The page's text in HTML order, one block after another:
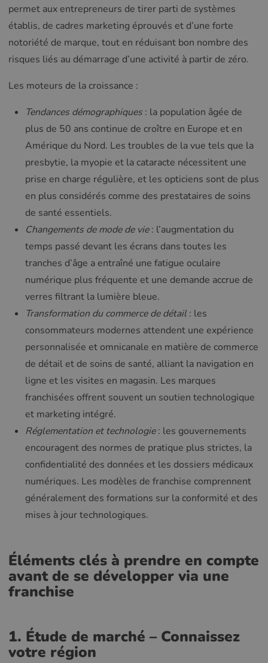
permet aux entrepreneurs de tirer parti de systèmes
établis, de cadres marketing éprouvés et d’une forte
notoriété de marque, tout en réduisant bon nombre des
risques liés au démarrage d’une activité à partir de zéro.
Les moteurs de la croissance :
Tendances démographiques : la population âgée de
plus de 50 ans continue de croître en Europe et en
Amérique du Nord. Les troubles de la vue tels que la
presbytie, la myopie et la cataracte nécessitent une
prise en charge régulière, et les opticiens sont de plus
en plus considérés comme des prestataires de soins
de santé essentiels.
Changements de mode de vie: l’augmentation du
temps passé devant les écrans dans toutes les
tranches d’âge a entraîné une fatigue oculaire
numérique plus fréquente et une demande accrue de
verres filtrant la lumière bleue.
Transformation du commerce de détail : les
consommateurs modernes attendent une expérience
personnalisée et omnicanale en matière de commerce
de détail et de soins de santé, alliant la navigation en
ligne et les visites en magasin. Les marques
franchisées offrent souvent un soutien technologique
et marketing intégré.
Réglementation et technologie: les gouvernements
encouragent des normes de pratique plus strictes, la
confidentialité des données et les dossiers médicaux
numériques. Les modèles de franchise comprennent
généralement des formations sur la conformité et des
mises à jour technologiques.
Éléments clés à prendre en compte
avant de se développer via une
franchise
1. Étude de marché – Connaissez
votre région